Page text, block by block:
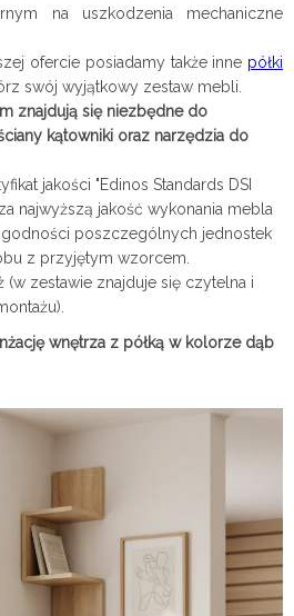
na uszkodzenia mechaniczne
ofercie posiadamy także inne półki
swój wyjątkowy zestaw mebli.
znajdują się niezbędne do
kątowniki oraz narzędzia do
jakości "Edinos Standards DSI
najwyższą jakość wykonania mebla
poszczególnych jednostek
z przyjętym wzorcem.
(w zestawie znajduje się czytelna i
wnętrza z półką w kolorze dąb